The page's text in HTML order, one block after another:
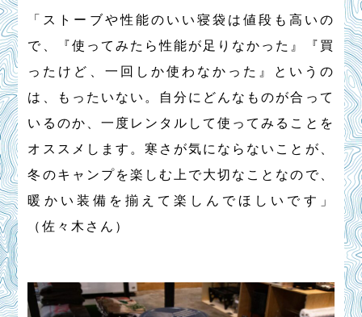
「ストーブや性能のいい寝袋は値段も高いの
で、『使ってみたら性能が足りなかった』『買
ったけど、一回しか使わなかった』というの
は、もったいない。自分にどんなものが合って
いるのか、一度レンタルして使ってみることを
オススメします。寒さが気にならないことが、
冬のキャンプを楽しむ上で大切なことなので、
暖かい装備を揃えて楽しんでほしいです」
（佐々木さん）